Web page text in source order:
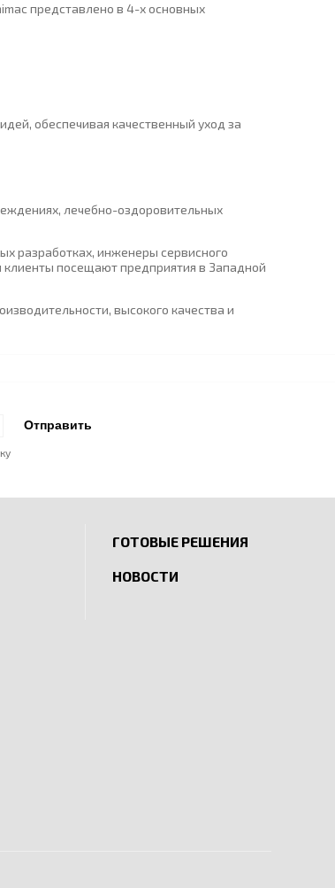
представлено в 4-х основных
обеспечивая качественный уход за
лечебно-оздоровительных
разработках, инженеры сервисного
клиенты посещают предприятия в Западной
высокого качества и
ГОТОВЫЕ РЕШЕНИЯ
НОВОСТИ